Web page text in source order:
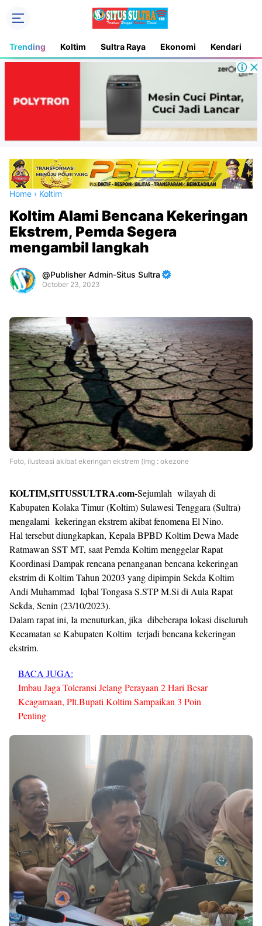
Trending Koltim Sultra Raya Ekonomi Kendari
Home › Koltim
Koltim Alami Bencana Kekeringan
Ekstrem, Pemda Segera
mengambil langkah
Publisher Admin-Situs Sultra
October 23, 2023
By
Raushan
Design
With
Shroff
Templates
Foto, ilusteasi akibat ekeringan ekstrem (Img : okezone
KOLTIM,SITUSSULTRA.com-Sejumlah wilayah di
Kabupaten Kolaka Timur (Koltim) Sulawesi Tenggara (Sultra)
mengalami kekeringan ekstrem akibat fenomena El Nino.
Hal tersebut diungkapkan, Kepala BPBD Koltim Dewa Made
Ratmawan SST MT, saat Pemda Koltim menggelar Rapat
Koordinasi Dampak rencana penanganan bencana kekeringan
ekstrim di Koltim Tahun 20203 yang dipimpin Sekda Koltim
Andi Muhammad Iqbal Tongasa S.STP M.Si di Aula Rapat
Sekda, Senin (23/10/2023).
Dalam rapat ini, Ia menuturkan, jika dibeberapa lokasi diseluruh
Kecamatan se Kabupaten Koltim terjadi bencana kekeringan
ekstrim.
BACA JUGA:
Imbau Jaga Toleransi Jelang Perayaan 2 Hari Besar
Keagamaan, Plt.Bupati Koltim Sampaikan 3 Poin
Penting